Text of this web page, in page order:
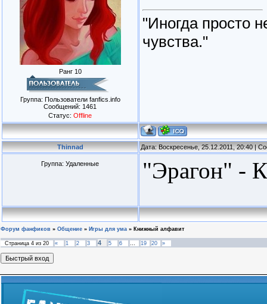
Ранг 10
Группа: Пользователи fanfics.info
Сообщений: 1461
Статус: Offline
"Иногда просто
чувства."
Thinnad Дата: Воскресенье, 25.12.2011, 20:40 |
Группа: Удаленные "Эрагон" -
Форум фанфиков » Общение » Игры для ума » Книжный алфавит
Страница 4 из 20 « 1 2 3 4 5 6 … 19 20 »